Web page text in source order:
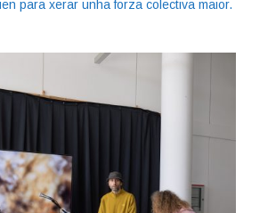
para xerar unha forza colectiva maior.